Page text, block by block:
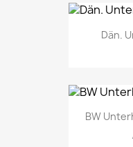
Dän.
BW